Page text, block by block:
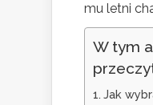
mu letni
W tym
Jak